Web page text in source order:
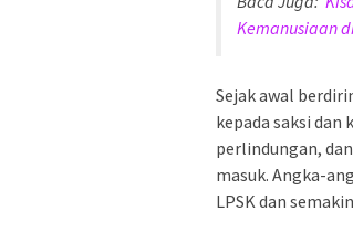
Kemanusiaan
Sejak awal
kepada saksi dan
perlindungan,
masuk. Angka-
LPSK dan